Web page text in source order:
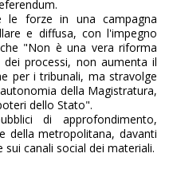
le forze in una campagna
e diffusa, con l'impegno
"Non è una vera riforma
processi, non aumenta il
per i tribunali, ma stravolge
della Magistratura,
dello Stato".
di approfondimento,
della metropolitana, davanti
canali social dei materiali.